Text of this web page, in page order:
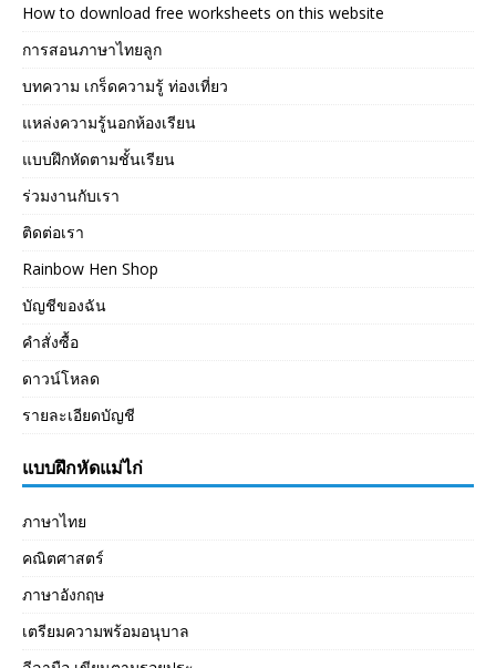
How to download free worksheets on this website
การสอนภาษาไทยลูก
บทความ เกร็ดความรู้ ท่องเที่ยว
แหล่งความรู้นอกห้องเรียน
แบบฝึกหัดตามชั้นเรียน
ร่วมงานกับเรา
ติดต่อเรา
Rainbow Hen Shop
บัญชีของฉัน
คำสั่งซื้อ
ดาวน์โหลด
รายละเอียดบัญชี
แบบฝึกหัดแม่ไก่
ภาษาไทย
คณิตศาสตร์
ภาษาอังกฤษ
เตรียมความพร้อมอนุบาล